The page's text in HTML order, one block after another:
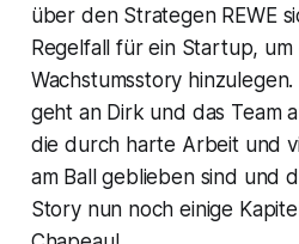
über den Strategen REWE
Regelfall für ein Startup, um
Wachstumsstory
geht an Dirk und das Team
die durch harte Arbeit und
am Ball geblieben sind und
Story nun noch einige